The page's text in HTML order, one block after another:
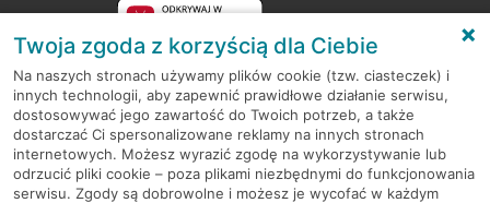
RODO
Regulamin serwisu
Mapa serwisu
Twoja zgoda z korzyścią dla Ciebie
Na naszych stronach używamy plików cookie (tzw. ciasteczek) i
innych technologii, aby zapewnić prawidłowe działanie serwisu,
dostosowywać jego zawartość do Twoich potrzeb, a także
dostarczać Ci spersonalizowane reklamy na innych stronach
internetowych. Możesz wyrazić zgodę na wykorzystywanie lub
odrzucić pliki cookie – poza plikami niezbędnymi do funkcjonowania
serwisu. Zgody są dobrowolne i możesz je wycofać w każdym